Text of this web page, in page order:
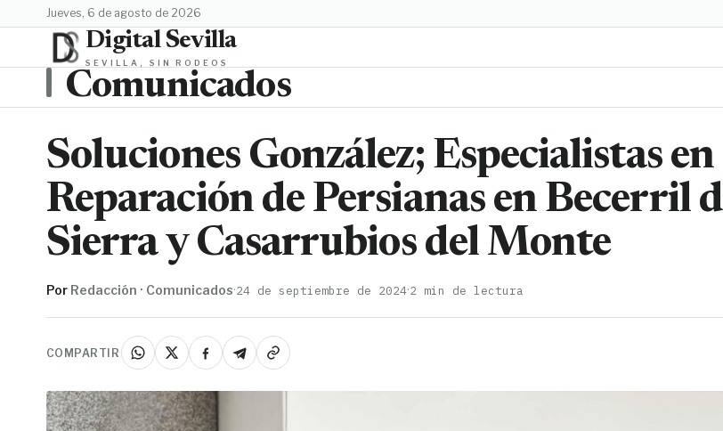
jueves, 6 de agosto de 2026
Digital Sevilla
SEVILLA, SIN RODEOS
Comunicados
Soluciones González; Especialistas en
Reparación de Persianas en Becerril
Sierra y Casarrubios del Monte
Por Redacción · Comunicados·24 de septiembre de 2024·2 min de lectura
COMPARTIR